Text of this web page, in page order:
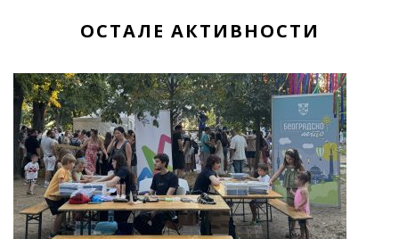
ОСТАЛЕ АКТИВНОСТИ